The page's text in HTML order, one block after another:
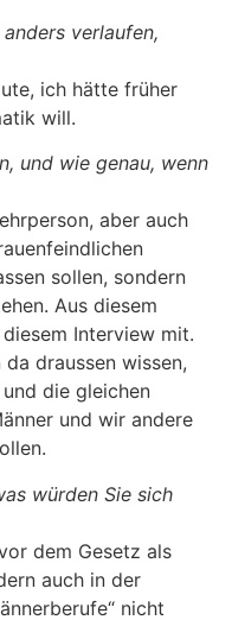
verlaufen,
ich hätte früher
will.
und wie genau, wenn
aber auch
sollen, sondern
Aus diesem
Interview mit.
draussen wissen,
die gleichen
und wir andere
würden Sie sich
dem Gesetz als
auch in der
nicht